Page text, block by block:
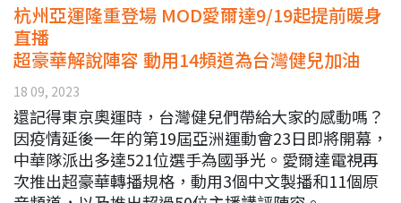
杭州亞運隆重登場 MOD愛爾達9/19起提前暖身
直播
超豪華解說陣容 動用14頻道為台灣健兒加油
18 09, 2023
還記得東京奧運時，台灣健兒們帶給大家的感動嗎？
因疫情延後一年的第19屆亞洲運動會23日即將開幕，
中華隊派出多達521位選手為國爭光。愛爾達電視再
次推出超豪華轉播規格，動用3個中文製播和11個原